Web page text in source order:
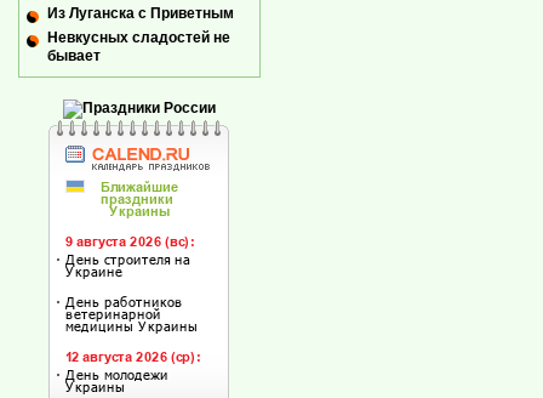
Из Луганска с Приветным
Невкусных сладостей не
бывает